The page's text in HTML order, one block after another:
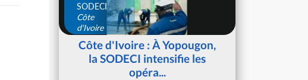
SODECI
Côte
d'Ivoire
Côte d'Ivoire : À Yopougon,
la SODECI intensifie les
opéra...